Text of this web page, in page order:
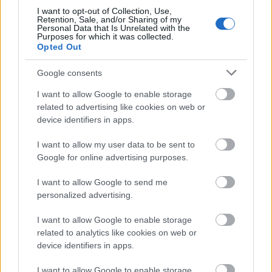
I want to opt-out of Collection, Use,
Retention, Sale, and/or Sharing of my
Personal Data that Is Unrelated with the
Purposes for which it was collected.
Opted Out
Google consents
I want to allow Google to enable storage
related to advertising like cookies on web or
device identifiers in apps.
I want to allow my user data to be sent to
Google for online advertising purposes.
I want to allow Google to send me
personalized advertising.
I want to allow Google to enable storage
related to analytics like cookies on web or
device identifiers in apps.
elmondható, melyek máskülönben igen
nagyszerűek), hanem az, hogy
általánosságban, alapjaiban véve nem jó. Ha
például az első harmad többé-kevésbé
hagyományos MBV-számoknak vehető
szegmenseit vesszük, szétfolyó és lapos,
élvezhetetlen dallamokkal teletűzdelt
amőbákat hallunk (kivétel:Who Sees You
középső rész szintis-pszichedelikus dream-
félkészen hatnak (kivétel:New You ), az utolsó
etap jungle és drum 'n' bass ütemei pedig
annyira zavarba ejtően hatásvadászok
(kivétel talán:In Another Way
néhány 'Valentine számot, mint hogy
belenyugodjunk abba, hogy Shields agyából
pattantak ki ilyen ötletek. Bármennyire is
nem méltó az